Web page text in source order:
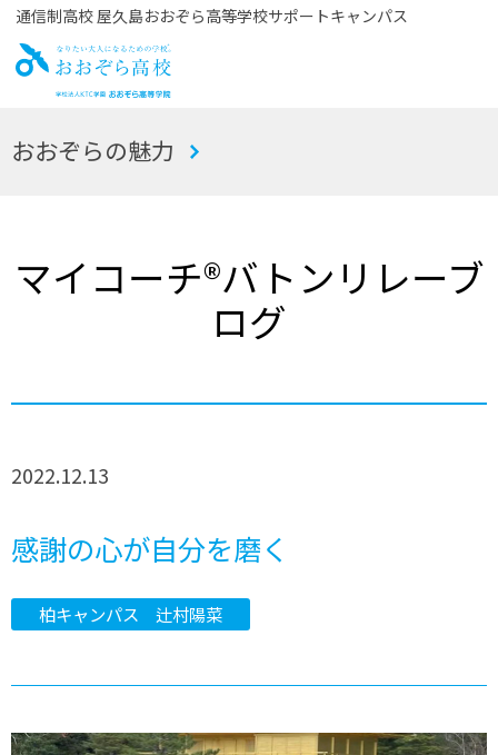
通信制高校 屋久島おおぞら高等学校サポートキャンパス
お
おおぞらの魅力
マイコーチ®バトンリレーブ
ログ
2022.12.13
感謝の心が自分を磨く
柏キャンパス 辻村陽菜